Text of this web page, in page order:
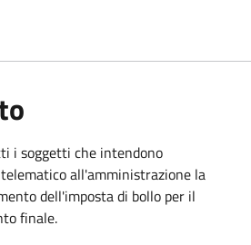
i soggetti che intendono
all'amministrazione la
dell'imposta di bollo per il
finale.